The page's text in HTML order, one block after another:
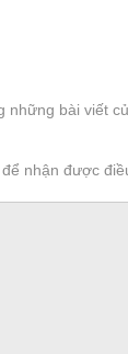
những bài viết
nhận được